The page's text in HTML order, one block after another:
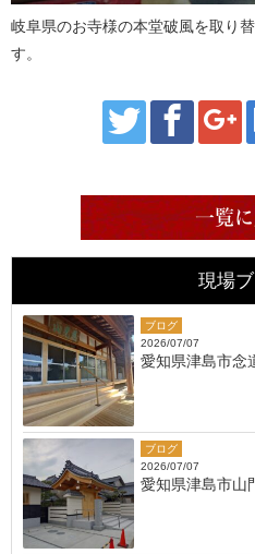
岐阜県のお寺様の本堂破風を取り
す。
一覧
現場
ブログ
2026/07/07
愛知県津島市念
ブログ
2026/07/07
愛知県津島市山